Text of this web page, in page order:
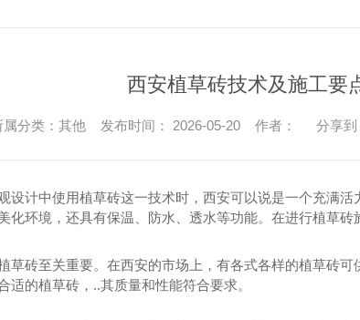
西安植草砖技术及施工要
属分类：其他 发布时间： 2026-05-20 作者： 分享到
设计中使用植草砖这一技术时，西安可以说是一个充满
化环境，还具有保温、防水、透水等功能。在进行植草砖
草砖至关重要。在西安的市场上，有各式各样的植草砖
适的植草砖，..其质量和性能符合要求。